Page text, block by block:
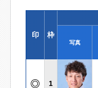
印 枠
写真
1